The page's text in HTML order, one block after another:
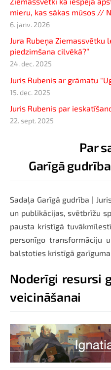
mieru, kas sākas mūsos //
6. janv. 2026
Jura Rubeņa Ziemassvētku
piedzimšana cilvēkā?”
24. dec. 2025
Juris Rubenis ar grāmatu
15. dec. 2025
Juris Rubenis par
22. sept. 2025
Par
Garīgā
Sadaļa Garīgā gudrība |
un publikācijas, svētbrīžu
pausta kristīgā
personīgo transformāciju
balstoties kristīgā garīguma
Noderīgi resursi
veicināšanai